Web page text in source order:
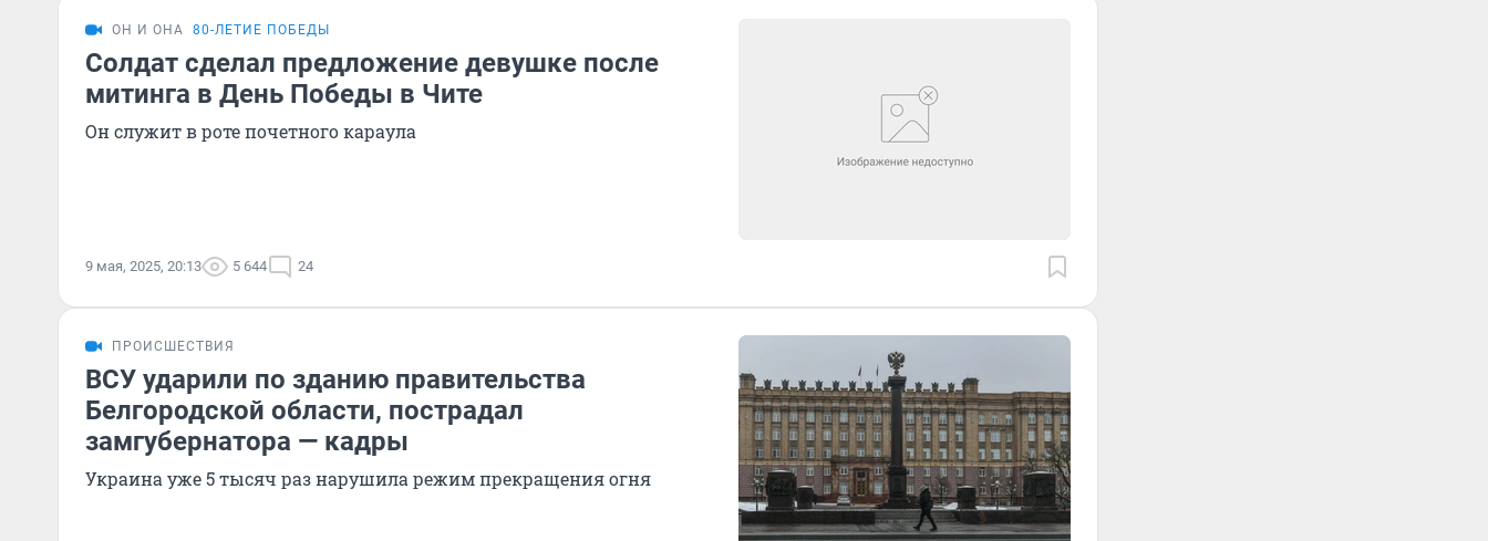
ОН И ОНА 80-ЛЕТИЕ ПОБЕДЫ
Солдат сделал предложение девушке после
митинга в День Победы в Чите
Он служит в роте почетного караула
9 мая, 2025, 20:13 5 644 24
ПРОИСШЕСТВИЯ
ВСУ ударили по зданию правительства
Белгородской области, пострадал
замгубернатора — кадры
Украина уже 5 тысяч раз нарушила режим прекращения огня